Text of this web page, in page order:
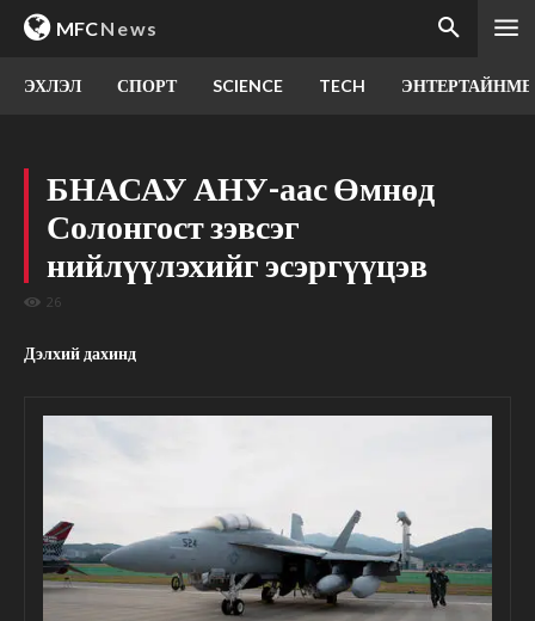
MFCNews
ЭХЛЭЛ СПОРТ SCIENCE TECH
БНАСАУ АНУ-аас Өмнөд
Солонгост зэвсэг
нийлүүлэхийг эсэргүүцэв
26
Дэлхий дахинд